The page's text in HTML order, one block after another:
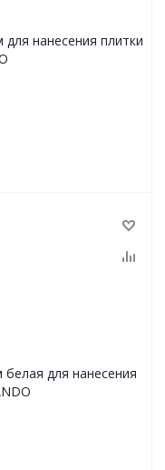
для нанесения